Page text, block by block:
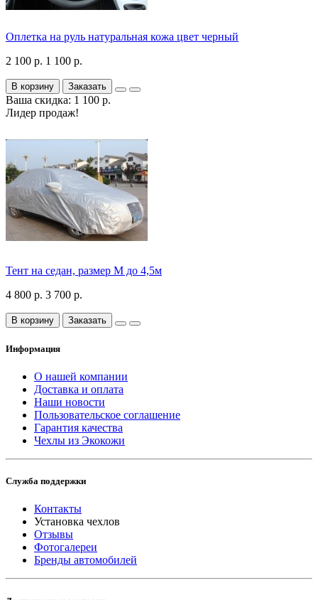
Оплетка на руль натуральная кожа цвет черный
2 100 р. 1 100 р.
В корзину Заказать
Ваша скидка: 1 100 р.
Лидер продаж!
Тент на седан, размер М до 4,5м
4 800 р. 3 700 р.
В корзину Заказать
Информация
О нашей компании
Доставка и оплата
Наши новости
Пользовательское соглашение
Гарантия качества
Чехлы из Экокожи
Служба поддержки
Контакты
Установка чехлов
Отзывы
Фотогалереи
Бренды автомобилей